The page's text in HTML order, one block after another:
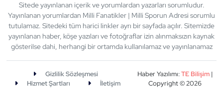
Sitede yayınlanan içerik ve yorumlardan yazarları sorumludur.
Yayınlanan yorumlardan Milli Fanatikler | Milli Sporun Adresi sorumlu
tutulamaz. Sitedeki tüm harici linkler ayrı bir sayfada açılır. Sitemizde
yayınlanan haber, köşe yazıları ve fotoğraflar izin alınmaksızın kaynak
gösterilse dahi, herhangi bir ortamda kullanılamaz ve yayınlanamaz
Gizlilik Sözleşmesi
Hizmet Şartları
İletişim
Haber Yazılımı:TE Bilişim|
Copyright © 2026